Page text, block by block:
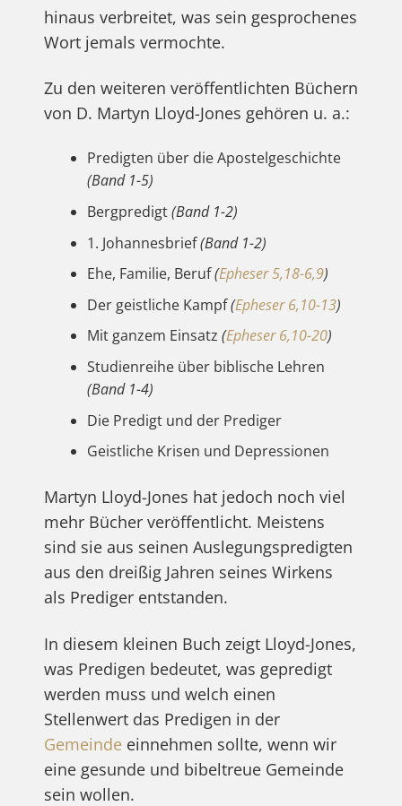
hinaus verbreitet, was sein gesprochenes
Wort jemals vermochte.
Zu den weiteren veröffentlichten Büchern
von D. Martyn Lloyd-Jones gehören u. a.:
Predigten über die Apostelgeschichte
(Band 1-5)
Bergpredigt(Band 1-2)
1. Johannesbrief(Band 1-2)
Ehe, Familie, Beruf(Epheser 5,18-6,9)
Der geistliche Kampf(Epheser 6,10-13)
Mit ganzem Einsatz (Epheser 6,10-20)
Studienreihe über biblische Lehren
(Band 1-4)
Die Predigt und der Prediger
Geistliche Krisen und Depressionen
Martyn Lloyd-Jones hat jedoch noch viel
mehr Bücher veröffentlicht. Meistens
sind sie aus seinen Auslegungspredigten
aus den dreißig Jahren seines Wirkens
als Prediger entstanden.
In diesem kleinen Buch zeigt Lloyd-Jones,
was Predigen bedeutet, was gepredigt
werden muss und welch einen
Stellenwert das Predigen in der
Gemeindeeinnehmen sollte, wenn wir
eine gesunde und bibeltreue Gemeinde
sein wollen.